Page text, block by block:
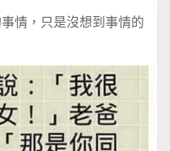
情，只是沒想到事情的